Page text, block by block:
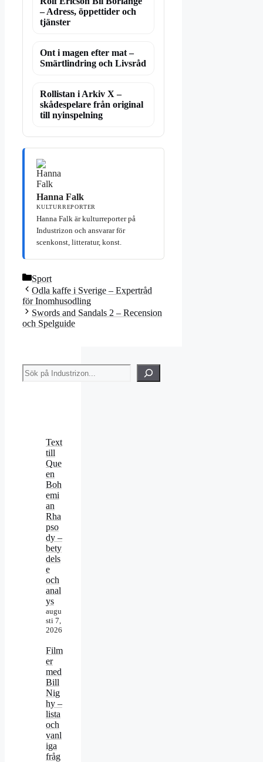
– Adress, öppettider och
tjänster
Ont i magen efter mat –
Smärtlindring och Livsråd
Rollistan i Arkiv X –
skådespelare från original
till nyinspelning
Hanna Falk
KULTURREPORTER
Hanna Falk är kulturreporter på
Industrizon och ansvarar för
scenkonst, litteratur, konst.
Kategorier
Sport
Odla kaffe i Sverige – Expertråd
för Inomhusodling
Swords and Sandals 2 – Recension
och Spelguide
Sök
Text
till
Que
en
Boh
emi
an
Rha
pso
dy –
bety
dels
e
och
anal
ys
augu
sti 7,
2026
Film
er
med
Bill
Nig
hy –
lista
och
vanl
iga
fråg